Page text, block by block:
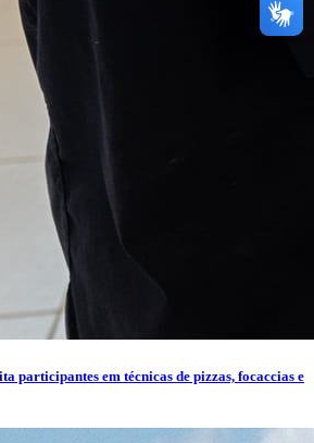
participantes em técnicas de pizzas, focaccias e